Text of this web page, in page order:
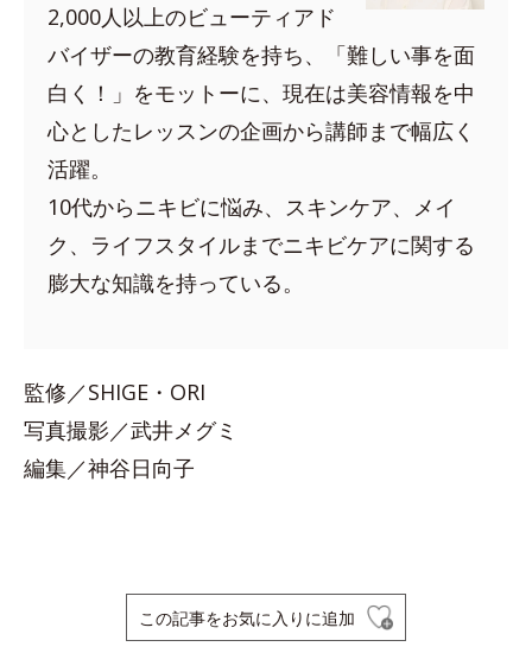
2,000人以上のビューティアド
バイザーの教育経験を持ち、「難しい事を面
白く！」をモットーに、現在は美容情報を中
心としたレッスンの企画から講師まで幅広く
活躍。
10代からニキビに悩み、スキンケア、メイ
ク、ライフスタイルまでニキビケアに関する
膨大な知識を持っている。
監修／SHIGE・ORI
写真撮影／武井メグミ
編集／神谷日向子
この記事をお気に入りに追加